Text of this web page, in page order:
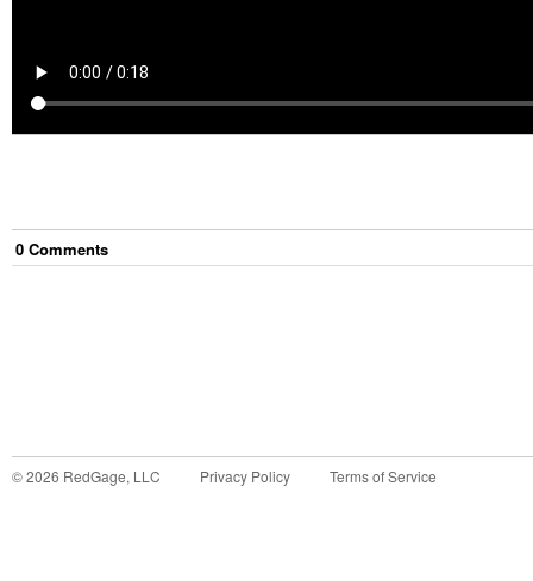
0 Comments
©2026 RedGage, LLC Privacy Policy Terms of Service